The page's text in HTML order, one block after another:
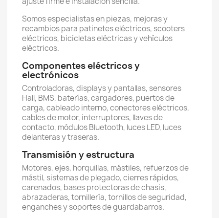
Somos especialistas en piezas, mejoras y
recambios para patinetes eléctricos, scooters
eléctricos, bicicletas eléctricas y vehículos
eléctricos.
Componentes eléctricos y
electrónicos
Controladoras, displays y pantallas, sensores
Hall, BMS, baterías, cargadores, puertos de
carga, cableado interno, conectores eléctricos,
cables de motor, interruptores, llaves de
contacto, módulos Bluetooth, luces LED, luces
delanteras y traseras.
Transmisión y estructura
Motores, ejes, horquillas, mástiles, refuerzos de
mástil, sistemas de plegado, cierres rápidos,
carenados, bases protectoras de chasis,
abrazaderas, tornillería, tornillos de seguridad,
enganches y soportes de guardabarros.